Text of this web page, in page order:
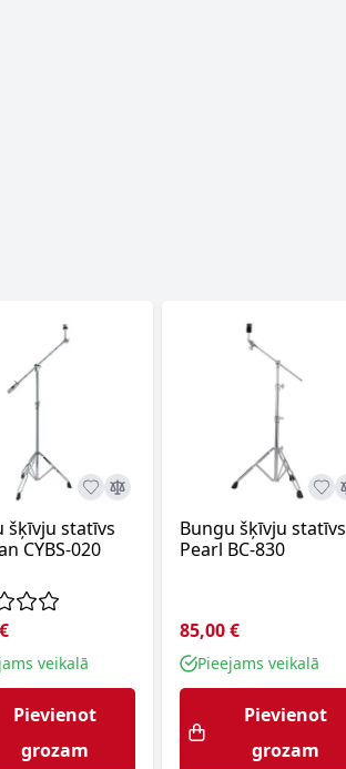
šķīvju statīvs
CYBS-020
veikalā
Pievienot
grozam
Bungu šķīvju statīvs
Pearl BC-830
85,00 €
Pieejams veikalā
Pievienot
grozam